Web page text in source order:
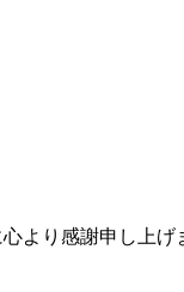
より感謝申し上げ